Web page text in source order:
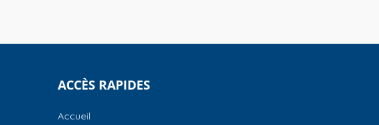
ACCÈS RAPIDES
Accueil